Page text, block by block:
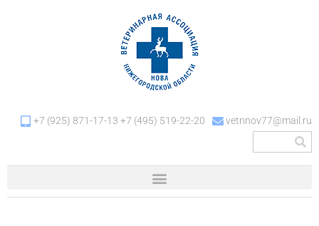
+7 (925) 871-17-13 +7 (495) 519-22-20 vetnnov77@mail.ru